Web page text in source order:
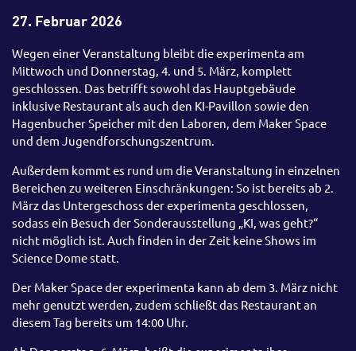
27. Februar 2026
Wegen einer Veranstaltung bleibt die experimenta am
Mittwoch und Donnerstag, 4. und 5. März, komplett
geschlossen. Das betrifft sowohl das Hauptgebäude
inklusive Restaurant als auch den KI-Pavillon sowie den
Hagenbucher Speicher mit den Laboren, dem Maker Space
und dem Jugendforschungszentrum.
Außerdem kommt es rund um die Veranstaltung in einzelnen
Bereichen zu weiteren Einschränkungen: So ist bereits ab 2.
März das Untergeschoss der experimenta geschlossen,
sodass ein Besuch der Sonderausstellung „KI, was geht?“
nicht möglich ist. Auch finden in der Zeit keine Shows im
Science Dome statt.
Der Maker Space der experimenta kann ab dem 3. März nicht
mehr genutzt werden, zudem schließt das Restaurant an
diesem Tag bereits um 14:00 Uhr.